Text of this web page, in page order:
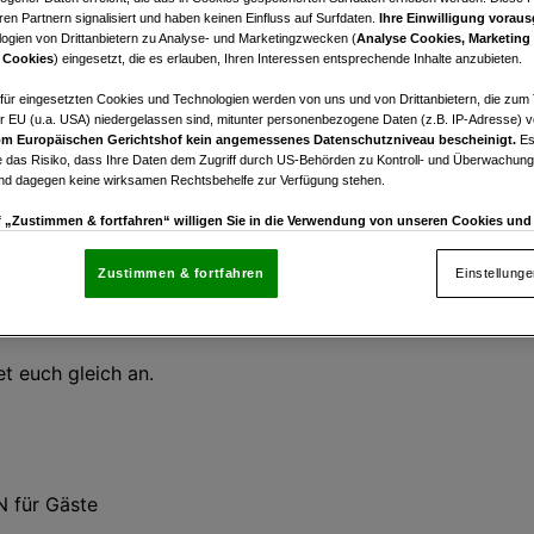
große Finale der heurigen Almenland Cup Turnierserie.
der sensationelle Hole in One - Preis auf Loch 11, die
wollen wir euch wieder hochwertige Turniere mit
ist wieder der Gala Abend auf der LaHÜ.
euch gleich an.
für Gäste
Partnern signalisiert und haben keinen Einfluss auf Surfdaten. Ihre Einwilligung
von Drittanbietern zu Analyse- und Marketingzwecken (Analyse Cookies, Marketing
) eingesetzt, die es erlauben, Ihren Interessen entsprechende Inhalte anzubieten.
eingesetzten Cookies und Technologien werden von uns und von Drittanbietern, die zum
EU (u.a. USA) niedergelassen sind, mitunter personenbezogene Daten (z.B. IP-Adresse)
Europäischen Gerichtshof kein angemessenes Datenschutzniveau bescheinigt.
das Risiko, dass Ihre Daten dem Zugriff durch US-Behörden zu Kontroll- und
dagegen keine wirksamen Rechtsbehelfe zur Verfügung stehen.
„Zustimmen & fortfahren“ willigen Sie in die Verwendung von unseren Cookies und
die sich auf jeder Seite unten im Footer befinden.
(Lieferanten)
Zustimmen & fortfahren